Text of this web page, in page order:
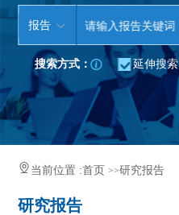
报告
搜索方式： 延伸搜索
当前位置 :首页>>研究报告
研究报告